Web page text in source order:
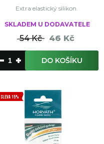
Extra elastický silikon.
SKLADEM U DODAVATELE
54 Kč 46 Kč
DO KOŠÍKU
SLEVA 15%